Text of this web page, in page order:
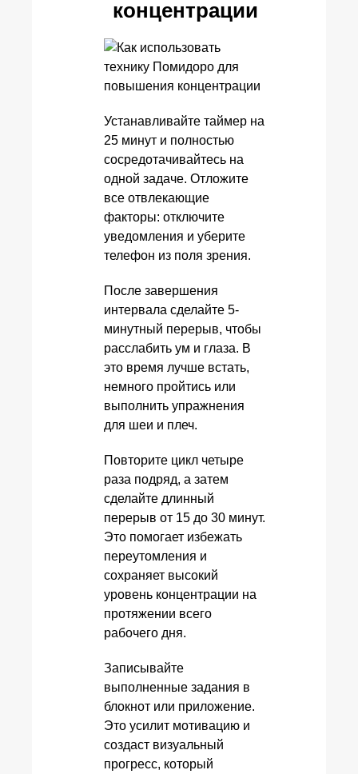
концентрации
Устанавливайте таймер на
25 минут и полностью
сосредотачивайтесь на
одной задаче. Отложите
все отвлекающие
факторы: отключите
уведомления и уберите
телефон из поля зрения.
После завершения
интервала сделайте 5-
минутный перерыв, чтобы
расслабить ум и глаза. В
это время лучше встать,
немного пройтись или
выполнить упражнения
для шеи и плеч.
Повторите цикл четыре
раза подряд, а затем
сделайте длинный
перерыв от 15 до 30 минут.
Это помогает избежать
переутомления и
сохраняет высокий
уровень концентрации на
протяжении всего
рабочего дня.
Записывайте
выполненные задания в
блокнот или приложение.
Это усилит мотивацию и
создаст визуальный
прогресс, который